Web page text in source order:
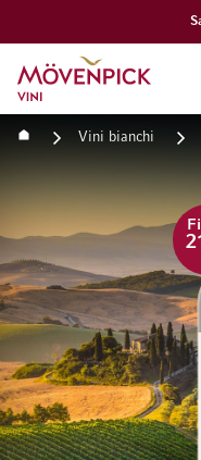
Vai alla Home Page
Home Vini bianchi